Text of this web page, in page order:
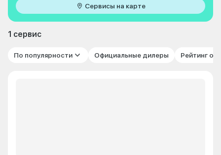
Сервисы на карте
1 сервис
По популярности Официальные дилеры Рейтинг